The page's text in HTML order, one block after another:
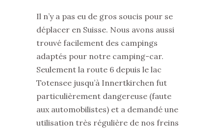
Il n’y a pas eu de gros soucis pour se
déplacer en Suisse. Nous avons aussi
trouvé facilement des campings
adaptés pour notre camping-car.
Seulement la route 6 depuis le lac
Totensee jusqu’à Innertkirchen fut
particulièrement dangereuse (faute
aux automobilistes) et a demandé une
utilisation très régulière de nos freins